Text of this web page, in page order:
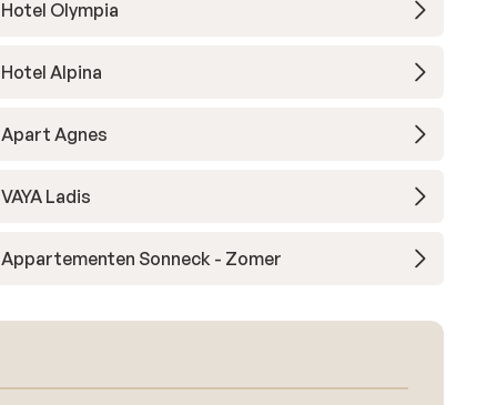
Hotel Olympia
Hotel Alpina
Apart Agnes
VAYA Ladis
Appartementen Sonneck - Zomer